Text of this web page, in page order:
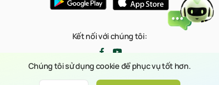
Kết nối với chúng tôi:
Chúng tôi sử dụng cookie để phục vụ tốt hơn.